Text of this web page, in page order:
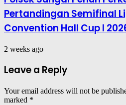
Pertandingan Semifinal
Convention Hall Cup I
2 weeks ago
Leave a Reply
Your email address will not be
marked *